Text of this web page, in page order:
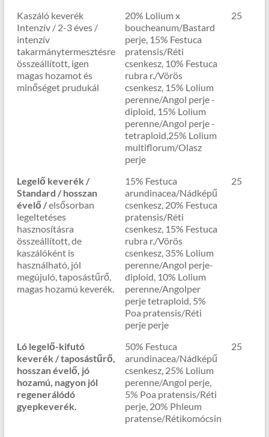
Kaszáló keverék
Intenzív / 2-3 éves /
intenzív
takarmánytermesztésre
összeállított, igen
magas hozamot és
minőséget prudukál
20% Lolium x
boucheanum/Bastard
perje, 15% Festuca
pratensis/Réti
csenkesz, 10% Festuca
rubra r./Vörös
csenkesz, 15% Lolium
perenne/Angol perje -
diploid, 15% Lolium
perenne/Angol perje -
tetraploid,25% Lolium
multiflorum/Olasz
perje
25
Legelő keverék /
Standard / hosszan
évelő /elsősorban
legeltetéses
hasznosításra
összeállított, de
kaszálóként is
használható, jól
megújuló, taposástűrő,
magas hozamú keverék.
15% Festuca
arundinacea/Nádképű
csenkesz, 20% Festuca
pratensis/Réti
csenkesz, 15% Festuca
rubra r./Vörös
csenkesz, 35% Lolium
perenne/Angol perje-
diploid, 10% Lolium
perenne/Angolper
perje tetraploid, 5%
Poa pratensis/Réti
perje perje
25
Ló legelő-kifutó
keverék / taposástűrő,
hosszan évelő, jó
hozamú, nagyon jól
regenerálódó
gyepkeverék.
50% Festuca
arundinacea/Nádképű
csenkesz, 25% Lolium
perenne/Angol perje,
5% Poa pratensis/Réti
perje, 20% Phleum
pratense/Rétikomócsin
25